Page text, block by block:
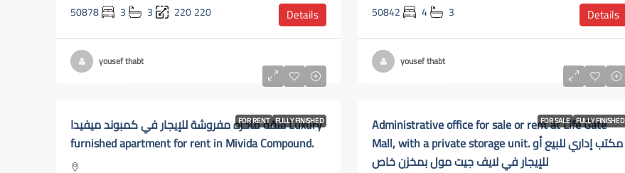
50878 3 3 220220 Details
yousef thabt
50842 4 3 Details
yousef thabt
FOR RENT FULLY FINISHEDشقة فاخره مفروشة للإيجار في كمبوند ميفيدا Luxury
furnished apartment for rent in Mivida Compound.
FOR SALE FULLY FINISHED
Administrative office for sale or rent at Life Gate
Mall, with a private storage unit. مكتب إداري للبيع أو
للإيجار في لايف جيت مول بمخزن خاص